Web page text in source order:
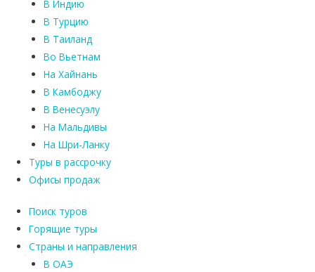
В Индию
В Турцию
В Таиланд
Во Вьетнам
На Хайнань
В Камбоджу
В Венесуэлу
На Мальдивы
На Шри-Ланку
Туры в рассрочку
Офисы продаж
Поиск туров
Горящие туры
Страны и направления
В ОАЭ